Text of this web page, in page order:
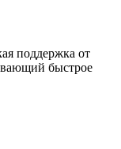
поддержка от
быстрое